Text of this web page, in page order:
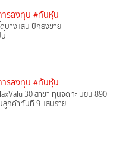
ารลงทุน #ทันหุ้น
ดบางแสน ปักธงขาย
ารลงทุน #ทันหุ้น
30 สาขา ทุนจดทะเบียน 890
ลูกค้าทันที 9 แสนราย